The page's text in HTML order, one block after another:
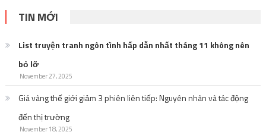
TIN MỚI
List truyện tranh ngôn tình hấp dẫn nhất tháng 11 không nên
bỏ lỡ
November 27, 2025
Giá vàng thế giới giảm 3 phiên liên tiếp: Nguyên nhân và tác động
đến thị trường
November 18, 2025